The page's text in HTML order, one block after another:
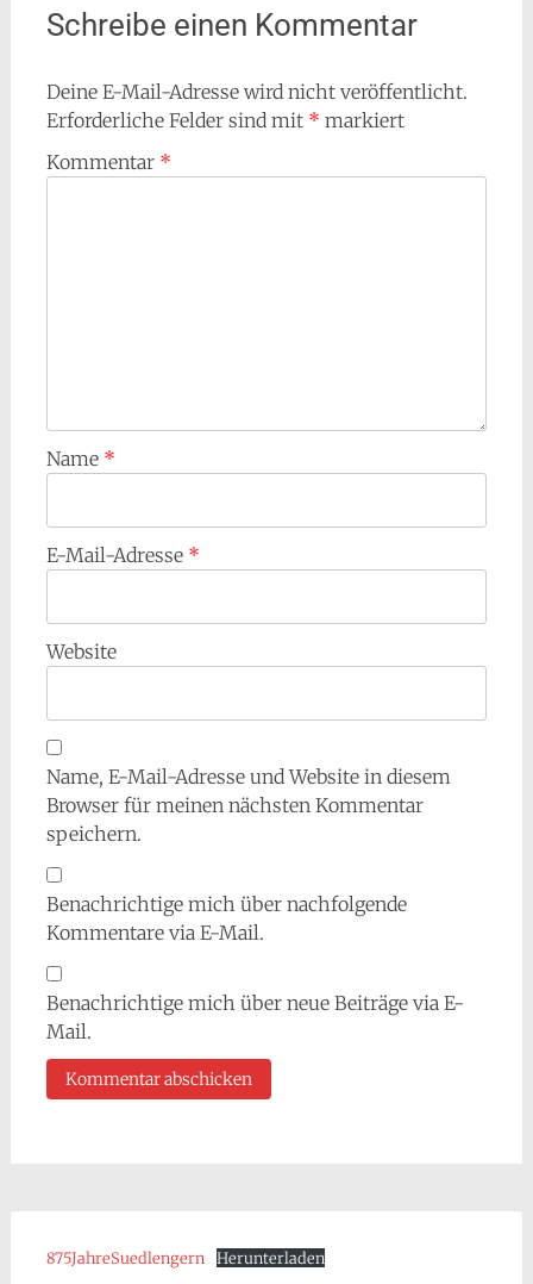
Schreibe einen Kommentar
Deine E-Mail-Adresse wird nicht veröffentlicht.
Erforderliche Felder sind mit * markiert
Kommentar *
Name *
E-Mail-Adresse *
Website
Name, E-Mail-Adresse und Website in diesem
Browser für meinen nächsten Kommentar
speichern.
Benachrichtige mich über nachfolgende
Kommentare via E-Mail.
Benachrichtige mich über neue Beiträge via E-
Mail.
875JahreSuedlengern Herunterladen